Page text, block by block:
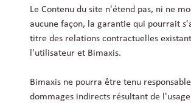
Le Contenu du site n'étend pas, ni ne
aucune façon, la garantie qui pourrait
titre des relations contractuelles
l'utilisateur et Bimaxis.
Bimaxis ne pourra être tenu
dommages indirects résultant de